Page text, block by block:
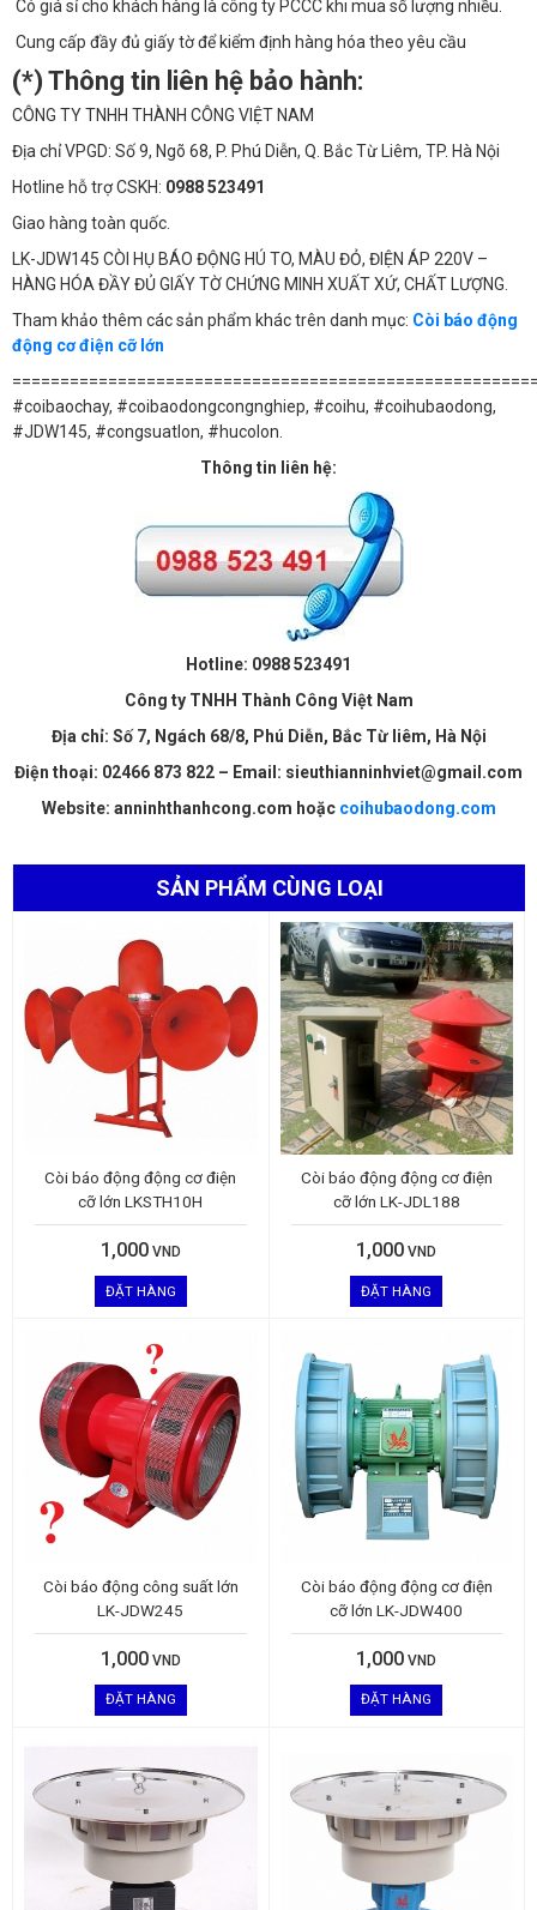
Có giá sỉ cho khách hàng là công ty PCCC khi mua số lượng nhiều.
Cung cấp đầy đủ giấy tờ để kiểm định hàng hóa theo yêu cầu
(*) Thông tin liên hệ bảo hành:
CÔNG TY TNHH THÀNH CÔNG VIỆT NAM
Địa chỉ VPGD: Số 9, Ngõ 68, P. Phú Diễn, Q. Bắc Từ Liêm, TP. Hà Nội
Hotline hỗ trợ CSKH: 0988 523491
Giao hàng toàn quốc.
LK-JDW145 CÒI HỤ BÁO ĐỘNG HÚ TO, MÀU ĐỎ, ĐIỆN ÁP 220V –
HÀNG HÓA ĐẦY ĐỦ GIẤY TỜ CHỨNG MINH XUẤT XỨ, CHẤT LƯỢNG.
Tham khảo thêm các sản phẩm khác trên danh mục: Còi báo động
động cơ điện cỡ lớn
#coibaochay, #coibaodongcongnghiep, #coihu, #coihubaodong,
#JDW145, #congsuatlon, #hucolon.
Thông tin liên hệ:
Hotline: 0988 523491
Công ty TNHH Thành Công Việt Nam
Địa chỉ: Số 7, Ngách 68/8, Phú Diễn, Bắc Từ liêm, Hà Nội
Điện thoại: 02466 873 822 – Email: sieuthianninhviet@gmail.com
Website: anninhthanhcong.com hoặc coihubaodong.com
SẢN PHẨM CÙNG LOẠI
Còi báo động động cơ điện
cỡ lớn LKSTH10H
1,000 VND
ĐẶT HÀNG
Còi báo động động cơ điện
cỡ lớn LK-JDL188
1,000 VND
ĐẶT HÀNG
Còi báo động công suất lớn
LK-JDW245
1,000 VND
ĐẶT HÀNG
Còi báo động động cơ điện
cỡ lớn LK-JDW400
1,000 VND
ĐẶT HÀNG